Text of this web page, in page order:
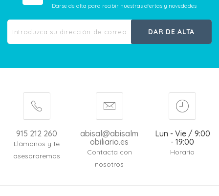
Darse de alta para recibir nuestras ofertas y novedades
DAR DE ALTA
915 212 260
Llámanos y te
asesoraremos
abisal@abisalm
obiliario.es
Contacta con
nosotros
Lun - Vie / 9:00
- 19:00
Horario